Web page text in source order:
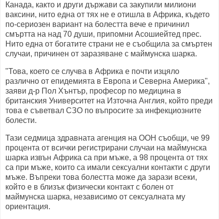
Канада, както и други държави са закупили милиони
ваксини, нито една от тях не е отишла в Африка, където
по-сериозен вариант на болестта вече е причинил
смъртта на над 70 души, припомни Асошиейтед прес.
Нито една от богатите страни не е съобщила за смъртен
случаи, причинен от заразяване с маймунска шарка.
"Това, което се случва в Африка е почти изцяло
различно от епидемията в Европа и Северна Америка",
заяви д-р Пол Хънтър, професор по медицина в
британския Университет на Източна Англия, който преди
това е съветвал СЗО по въпросите за инфекциозните
болести.
Тази седмица здравната агенция на ООН съобщи, че 99
процента от всички регистрирани случаи на маймунска
шарка извън Африка са при мъже, а 98 процента от тях
са при мъже, които са имали сексуални контакти с други
мъже. Въпреки това болестта може да зарази всеки,
който е в близък физически контакт с болен от
маймунска шарка, независимо от сексуалната му
ориентация.